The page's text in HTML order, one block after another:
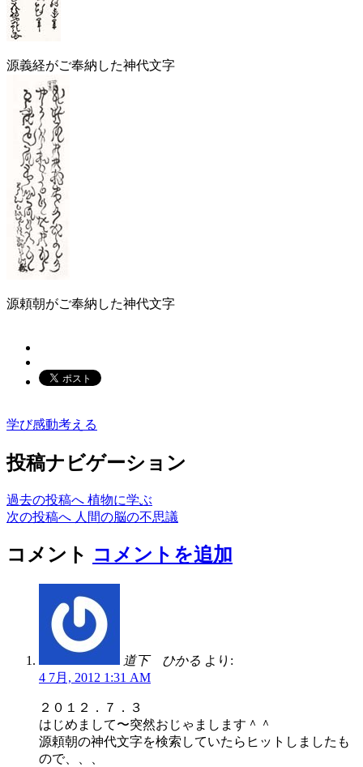
源義経がご奉納した神代文字
源頼朝がご奉納した神代文字
学び感動考える
投稿ナビゲーション
過去の投稿へ 植物に学ぶ
次の投稿へ 人間の脳の不思議
コメント コメントを追加
道下 ひかる より:
4 7月, 2012 1:31 AM
２０１２．７．３
はじめまして〜突然おじゃまします＾＾
源頼朝の神代文字を検索していたらヒットしましたも
ので、、、